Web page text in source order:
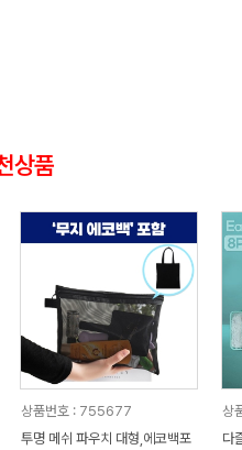
상품
상품번호 : 755677
투명 메쉬 파우치 대형,에코백포
상
다